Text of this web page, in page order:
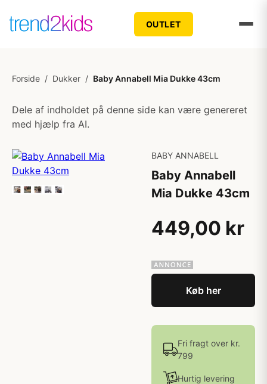
OUTLET
Forside / Dukker / Baby Annabell Mia Dukke 43cm
Dele af indholdet på denne side kan være genereret
med hjælp fra AI.
BABY ANNABELL
Baby Annabell
Mia Dukke 43cm
449,00 kr
Køb her
Fri fragt over kr.
799
Hurtig levering